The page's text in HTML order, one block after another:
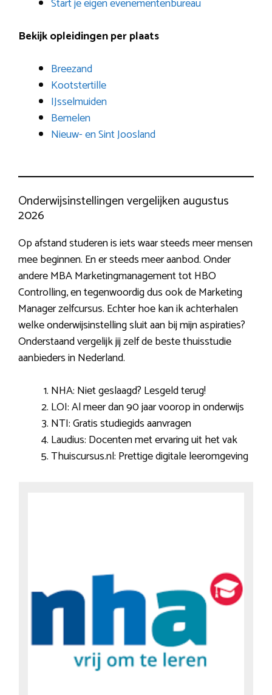
Start je eigen evenementenbureau
Bekijk opleidingen per plaats
Breezand
Kootstertille
IJsselmuiden
Bemelen
Nieuw- en Sint Joosland
Onderwijsinstellingen vergelijken augustus
2026
Op afstand studeren is iets waar steeds meer mensen
mee beginnen. En er steeds meer aanbod. Onder
andere MBA Marketingmanagement tot HBO
Controlling, en tegenwoordig dus ook de Marketing
Manager zelfcursus. Echter hoe kan ik achterhalen
welke onderwijsinstelling sluit aan bij mijn aspiraties?
Onderstaand vergelijk jij zelf de beste thuisstudie
aanbieders in Nederland.
NHA: Niet geslaagd? Lesgeld terug!
LOI: Al meer dan 90 jaar voorop in onderwijs
NTI: Gratis studiegids aanvragen
Laudius: Docenten met ervaring uit het vak
Thuiscursus.nl: Prettige digitale leeromgeving